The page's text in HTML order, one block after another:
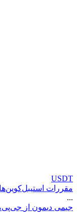
USDT
مقررات استیبل‌کوین‌ها
...
جیمی دیمون ز جیپی